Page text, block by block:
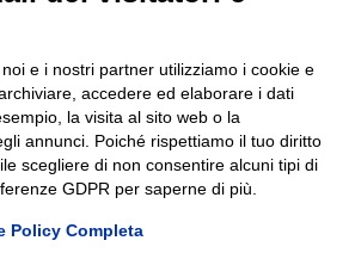
e i nostri partner utilizziamo i cookie e
accedere ed elaborare i dati
la visita al sito web o la
annunci. Poiché rispettiamo il tuo diritto
scegliere di non consentire alcuni tipi di
GDPR per saperne di più.
Policy Completa